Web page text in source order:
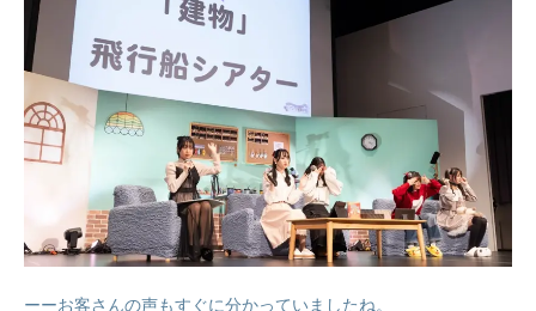
ーーお客さんの声もすぐに分かっていましたね。